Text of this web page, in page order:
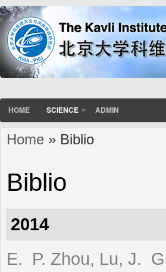
HOME SCIENCE ADMIN
You are here
Home » Biblio
Biblio
2014
E. P. Zhou, Lu, J.